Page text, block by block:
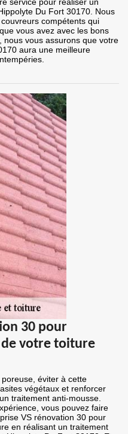
service pour réaliser un
Du Fort 30170. Nous
compétents qui
vous avez avec les bons
nous vous assurons que votre
aura une meilleure
30 pour
de votre toiture
éviter à cette
végétaux et renforcer
traitement anti-mousse.
vous pouvez faire
VS rénovation 30 pour
en réalisant un traitement